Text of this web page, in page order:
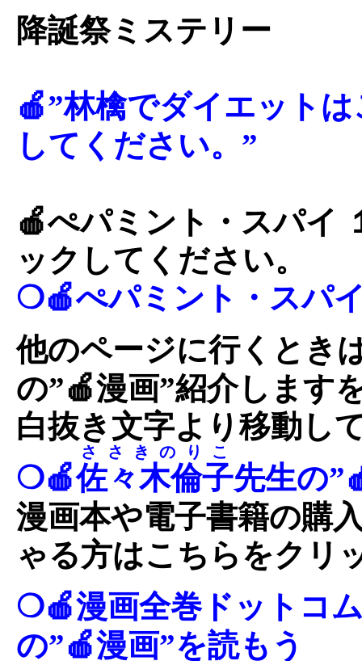
降誕祭ミステリー
🍎”林檎でダイエット
してください。”
🍎ぺパミント・スパイ
ックしてください。
❍🍎ぺパミント・スパ
他のページに行くとき
の”🍎漫画”紹介します
白抜き文字より移動し
❍🍎佐々木倫子
ささきのりこ
先生の
漫画本や電子書籍の購
ゃる方はこちらをクリ
❍🍎漫画全巻ドットコ
の”🍎漫画”を読もう